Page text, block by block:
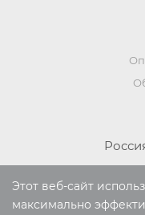
Отдел
Этот веб-сайт
максимально